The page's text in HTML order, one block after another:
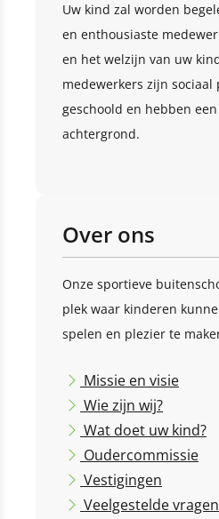
Uw kind zal worden
en enthousiaste
en het welzijn van uw
medewerkers zijn sociaal
geschoold en hebben
achtergrond.
Over ons
Onze sportieve
plek waar kinderen
spelen en plezier te
Missie en visie
Wie zijn wij?
Wat doet uw kind?
Oudercommissie
Vestigingen
Veelgestelde vragen